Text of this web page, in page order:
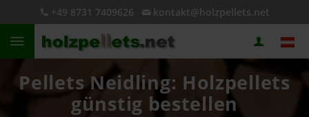
+49 8731 7409626 kontakt@holzpellets.net
Pellets Neidling: Holzpellets
günstig bestellen